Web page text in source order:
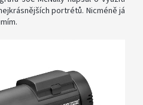
portrétů. Nicméně já